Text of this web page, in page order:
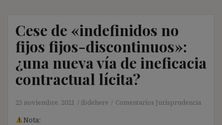
Cese de «indefinidos no
fijos fijos-discontinuos»:
¿una nueva vía de ineficacia
contractual lícita?
25 noviembre, 2021 ibdehere Comentarios Jurisprudencia
Nota: